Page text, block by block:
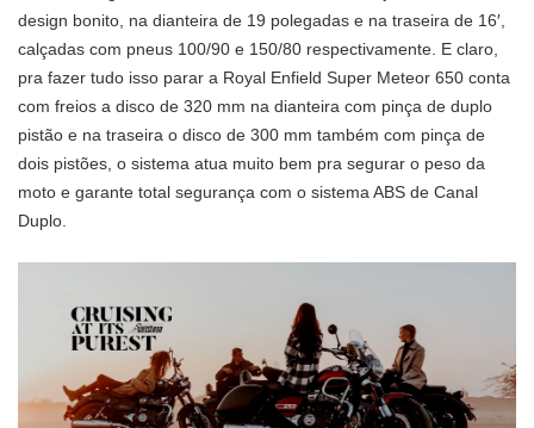
design bonito, na dianteira de 19 polegadas e na traseira de 16′,
calçadas com pneus 100/90 e 150/80 respectivamente. E claro,
pra fazer tudo isso parar a Royal Enfield Super Meteor 650 conta
com freios a disco de 320 mm na dianteira com pinça de duplo
pistão e na traseira o disco de 300 mm também com pinça de
dois pistões, o sistema atua muito bem pra segurar o peso da
moto e garante total segurança com o sistema ABS de Canal
Duplo.